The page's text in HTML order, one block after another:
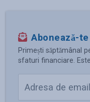
Abonează-
Primești săptămânal
sfaturi financiare.